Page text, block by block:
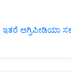
ಇತರೆ ಅಗ್ರಿಪೀಡಿಯಾ